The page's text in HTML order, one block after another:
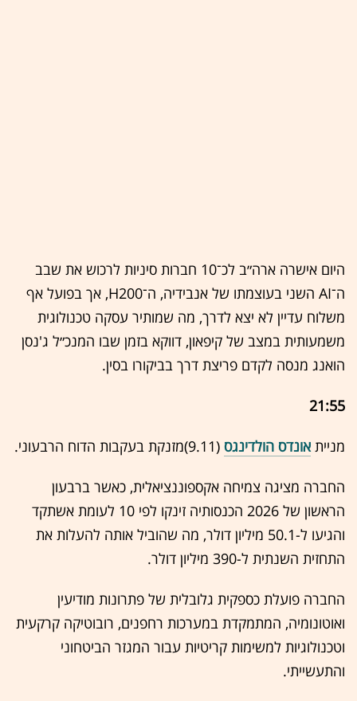
היום אישרה ארה״ב לכ־10 חברות סיניות לרכוש את שבב
ה־AI השני בעוצמתו של אנבידיה, ה־H200, אך בפועל אף
משלוח עדיין לא יצא לדרך, מה שמותיר עסקה טכנולוגית
משמעותית במצב של קיפאון, דווקא בזמן שבו המנכ״ל ג'נסן
הואנג מנסה לקדם פריצת דרך בביקורו בסין.
21:55
מנייתאונדס הולדינגס (9.11)מזנקת בעקבות הדוח הרבעוני.
החברה מציגה צמיחה אקספוננציאלית, כאשר ברבעון
הראשון של 2026 הכנסותיה זינקו לפי 10 לעומת אשתקד
והגיעו ל-50.1 מיליון דולר, מה שהוביל אותה להעלות את
התחזית השנתית ל-390 מיליון דולר.
החברה פועלת כספקית גלובלית של פתרונות מודיעין
ואוטונומיה, המתמקדת במערכות רחפנים, רובוטיקה קרקעית
וטכנולוגיות למשימות קריטיות עבור המגזר הביטחוני
והתעשייתי.